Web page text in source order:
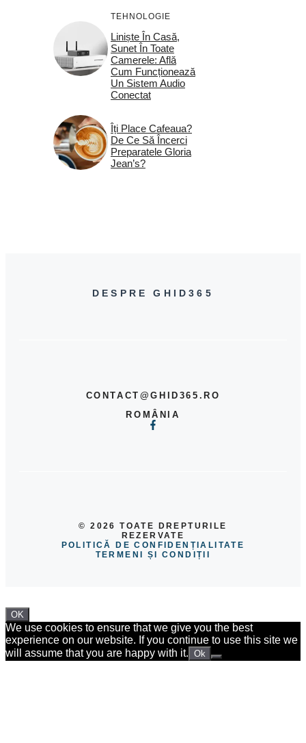
TEHNOLOGIE
Liniște În Casă,
Sunet În Toate
Camerele: Află
Cum Funcționează
Un Sistem Audio
Conectat
Îți Place Cafeaua?
De Ce Să Încerci
Preparatele Gloria
Jean’s?
DESPRE GHID365
CONTACT@GHID365.RO
ROMÂNIA
© 2026 TOATE DREPTURILE
REZERVATE
POLITICĂ DE CONFIDENȚIALITATE
TERMENI ȘI CONDIȚII
OK
We use cookies to ensure that we give you the best
experience on our website. If you continue to use this site we
will assume that you are happy with it. Ok